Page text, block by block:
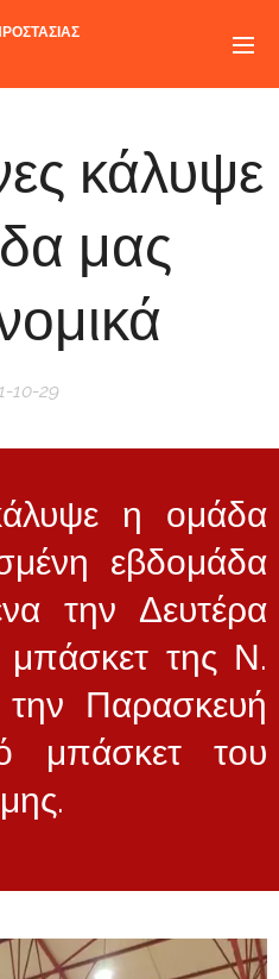
κάλυψε
μας
10-29
η ομάδα
εβδομάδα
την Δευτέρα
της Ν.
την Παρασκευή
μπάσκετ του